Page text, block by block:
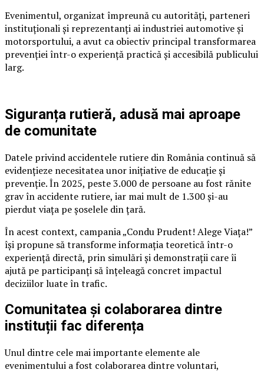
Evenimentul, organizat împreună cu autorități, parteneri
instituționali și reprezentanți ai industriei automotive și
motorsportului, a avut ca obiectiv principal transformarea
prevenției într-o experiență practică și accesibilă publicului
larg.
Siguranța rutieră, adusă mai aproape
de comunitate
Datele privind accidentele rutiere din România continuă să
evidențieze necesitatea unor inițiative de educație și
prevenție. În 2025, peste 3.000 de persoane au fost rănite
grav în accidente rutiere, iar mai mult de 1.300 și-au
pierdut viața pe șoselele din țară.
În acest context, campania „Condu Prudent! Alege Viața!”
își propune să transforme informația teoretică într-o
experiență directă, prin simulări și demonstrații care îi
ajută pe participanți să înțeleagă concret impactul
deciziilor luate în trafic.
Comunitatea și colaborarea dintre
instituții fac diferența
Unul dintre cele mai importante elemente ale
evenimentului a fost colaborarea dintre voluntari,